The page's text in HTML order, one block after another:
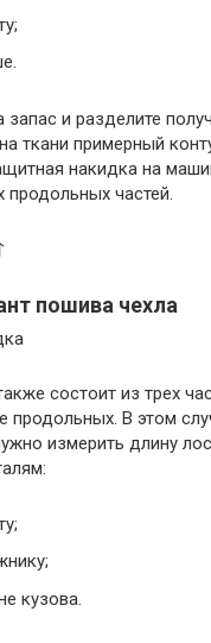
и разделите
ткани примерный
накидка на
продольных частей.
пошива чехла
состоит из трех
продольных. В этом
измерить длину
кузова.